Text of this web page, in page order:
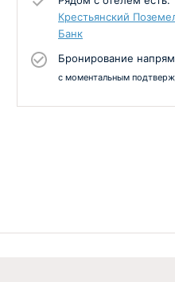
Крестьянский
Банк
Бронирование
с моментальным